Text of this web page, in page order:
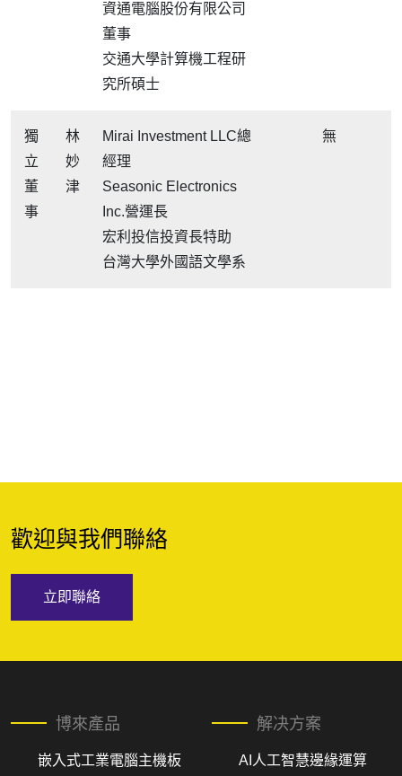
資通電腦股份有限公司
董事
交通大學計算機工程研
究所碩士
獨
立
董
事
林
妙
津
Mirai Investment LLC總
經理
Seasonic Electronics
Inc.營運長
宏利投信投資長特助
台灣大學外國語文學系
無
歡迎與我們聯絡
立即聯絡
博來產品
嵌入式工業電腦主機板
解决方案
AI人工智慧邊緣運算